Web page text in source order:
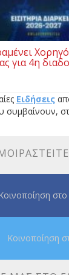
για 4η
Ειδήσεις
συμβαίνουν,
Κοινοποίηση